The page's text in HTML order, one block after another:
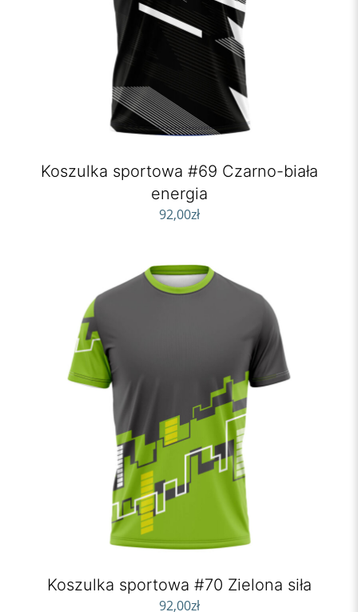
Koszulka sportowa #69 Czarno-biała
energia
92,00zł
Koszulka sportowa #70 Zielona siła
92,00zł